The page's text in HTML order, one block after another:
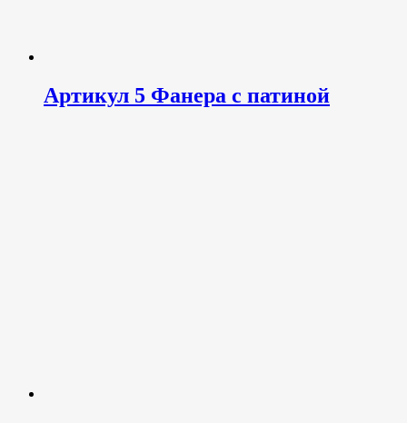
Артикул 5 Фанера с патиной